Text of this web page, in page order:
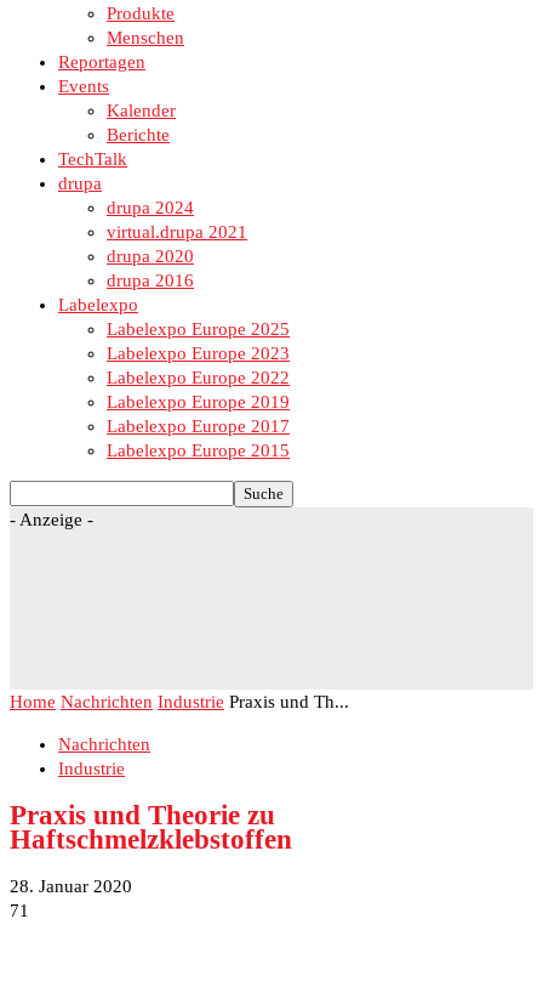
Produkte
Menschen
Reportagen
Events
Kalender
Berichte
TechTalk
drupa
drupa 2024
virtual.drupa 2021
drupa 2020
drupa 2016
Labelexpo
Labelexpo Europe 2025
Labelexpo Europe 2023
Labelexpo Europe 2022
Labelexpo Europe 2019
Labelexpo Europe 2017
Labelexpo Europe 2015
- Anzeige -
Home Nachrichten Industrie Praxis und Th...
Nachrichten
Industrie
Praxis und Theorie zu
Haftschmelzklebstoffen
28. Januar 2020
71